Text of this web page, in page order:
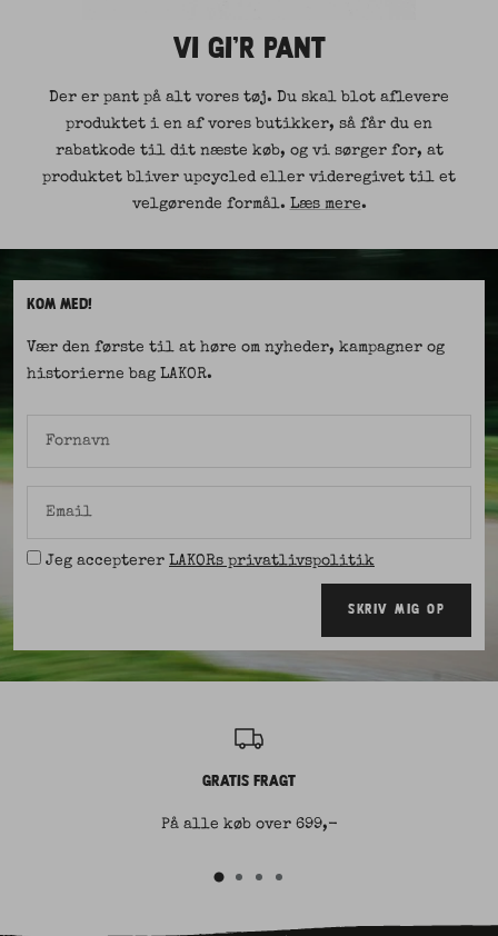
VI GI'R PANT
Der er pant på alt vores tøj. Du skal blot aflevere
produktet i en af vores butikker, så får du en
rabatkode til dit næste køb, og vi sørger for, at
produktet bliver upcycled eller videregivet til et
velgørende formål. Læs mere.
KOM MED!
Vær den første til at høre om nyheder, kampagner og
historierne bag LAKOR.
Fornavn
Email
Jeg accepterer LAKORs privatlivspolitik
SKRIV MIG OP
GRATIS FRAGT
På alle køb over 699,-